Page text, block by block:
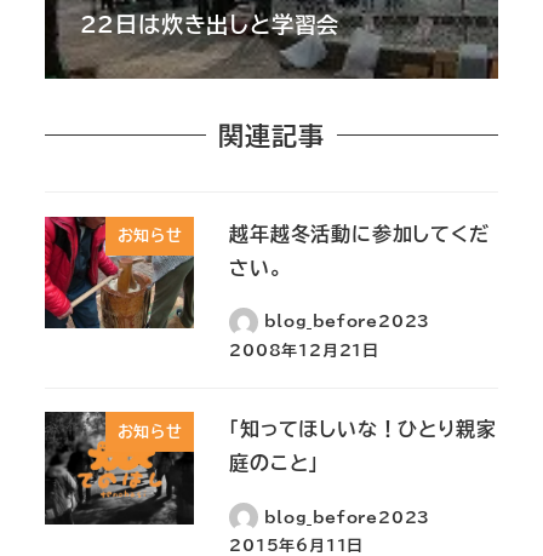
22日は炊き出しと学習会
関連記事
お知らせ
越年越冬活動に参加してくだ
さい。
blog_before2023
2008年12月21日
お知らせ
「知ってほしいな！ひとり親家
庭のこと」
blog_before2023
2015年6月11日